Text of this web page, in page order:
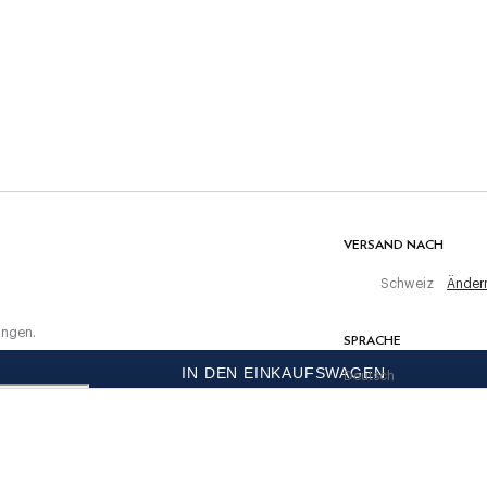
IN DEN EINKAUFSWAGEN
VERSAND NACH
Schweiz
SPRACHE
Deutsch